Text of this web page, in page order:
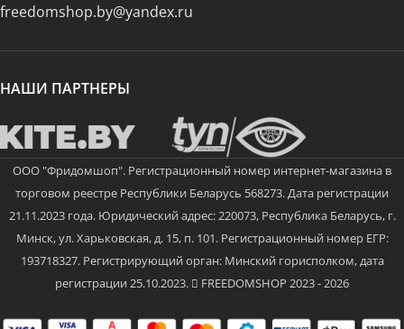
freedomshop.by@yandex.ru
НАШИ ПАРТНЕРЫ
ООО "Фридомшоп". Регистрационный номер интернет-магазина в
торговом реестре Республики Беларусь 568273. Дата регистрации
21.11.2023 года. Юридический адрес: 220073, Республика Беларусь, г.
Минск, ул. Харьковская, д. 15, п. 101. Регистрационный номер ЕГР:
193718327. Регистрирующий орган: Минский горисполком, дата
регистрации 25.10.2023.
FREEDOMSHOP 2023 - 2026